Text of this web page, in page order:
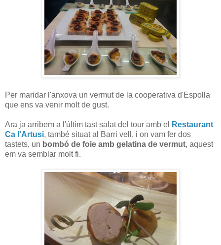
Per maridar l'anxova un vermut de la cooperativa d'Espolla
que ens va venir molt de gust.
Ara ja arribem a l'últim tast salat del tour amb el
Restaurant
Ca l'Artusi, també situat al Barri vell, i on vam fer dos
tastets, un bombó de foie amb gelatina de vermut, aquest
em va semblar molt fi.